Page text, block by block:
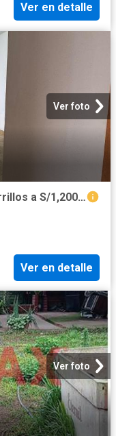
Ver en detalle
Ver foto
Departamento en alquiler en Chorrillos a S/1,200 al mes
Ver en detalle
Ver foto